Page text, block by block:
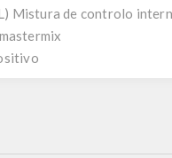
Mistura de controlo